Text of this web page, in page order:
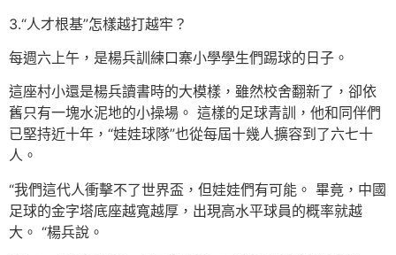
3.“人才根基”怎樣越打越牢？
每週六上午，是楊兵訓練口寨小學學生們踢球的日子。
這座村小還是楊兵讀書時的大模樣，雖然校舍翻新了，卻依
舊只有一塊水泥地的小操場。 這樣的足球青訓，他和同伴們
已堅持近十年，“娃娃球隊”也從每屆十幾人擴容到了六七十
人。
“我們這代人衝擊不了世界盃，但娃娃們有可能。 畢竟，中國
足球的金字塔底座越寬越厚，出現高水平球員的概率就越
大。 “楊兵說。